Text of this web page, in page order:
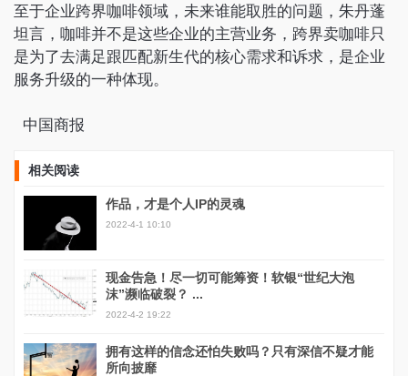
至于企业跨界咖啡领域，未来谁能取胜的问题，朱丹蓬
坦言，咖啡并不是这些企业的主营业务，跨界卖咖啡只
是为了去满足跟匹配新生代的核心需求和诉求，是企业
服务升级的一种体现。
中国商报
相关阅读
作品，才是个人IP的灵魂
2022-4-1 10:10
现金告急！尽一切可能筹资！软银“世纪大泡
沫”濒临破裂？ ...
2022-4-2 19:22
拥有这样的信念还怕失败吗？只有深信不疑才能
所向披靡